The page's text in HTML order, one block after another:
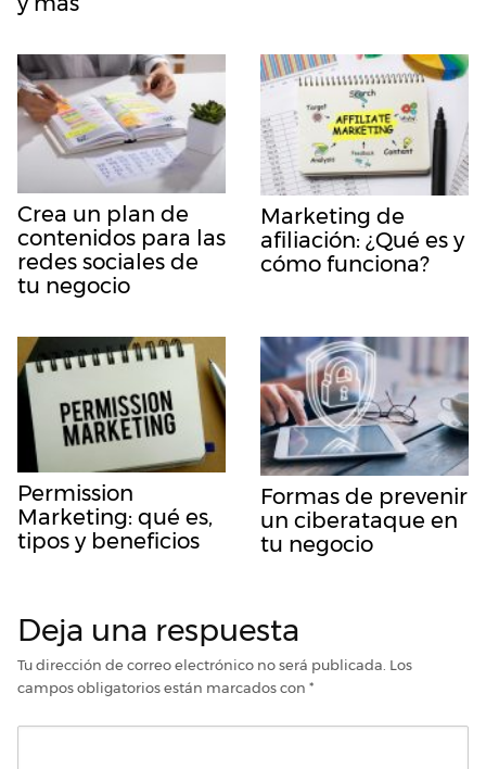
Crea un plan de
contenidos para las
redes sociales de
tu negocio
Marketing de
afiliación: ¿Qué es y
cómo funciona?
Permission
Marketing: qué es,
tipos y beneficios
Formas de prevenir
un ciberataque en
tu negocio
Deja una respuesta
Tu dirección de correo electrónico no será publicada. Los
campos obligatorios están marcados con *